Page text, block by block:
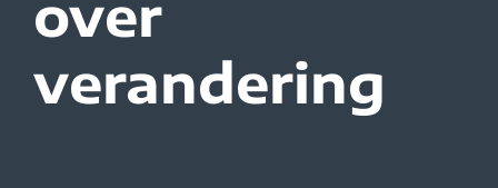
over
verandering